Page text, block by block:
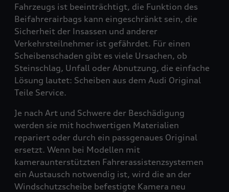
Fahrzeugs ist beeinträchtigt, die Funktion des
Beifahrerairbags kann eingeschränkt sein, die
Sicherheit der Insassen und anderer
Verkehrsteilnehmer ist gefährdet. Für einen
Scheibenschaden gibt es viele Ursachen, ob
Steinschlag, Unfall oder Abnutzung, die einfache
Lösung lautet: Scheiben aus dem Audi Original
Teile Service.
Je nach Art und Schwere der Beschädigung
werden sie mit hochwertigen Materialien
repariert oder durch ein passgenaues Original
ersetzt. Wenn bei Modellen mit
kameraunterstützten Fahrerassistenzsystemen
ein Austausch notwendig ist, wird die an der
Windschutzscheibe befestigte Kamera neu